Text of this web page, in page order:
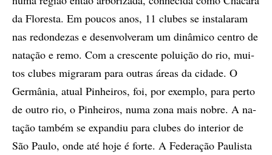
da Flo­res­ta. Em pou­cos anos, 11 clu­bes se ins­ta­la­ram
nas re­don­de­zas e de­sen­vol­veram um di­nâ­mi­co cen­tro de
na­ta­ção e remo. Com a cres­cen­te po­lu­i­ção do rio, mu­i­
tos clu­bes mi­gra­ram para ou­tras áre­as da ci­da­de. O
Ger­mâ­nia, atu­al Pi­nhei­ros, foi, por exem­plo, para per­to
de ou­tro rio, o Pi­nhei­ros, numa zona mais no­bre. A na­
ta­ção tam­bém se ex­pan­diu para clu­bes do in­te­ri­or de
São Pau­lo, onde até hoje é for­te. A Fe­de­ra­ção Pau­lis­ta